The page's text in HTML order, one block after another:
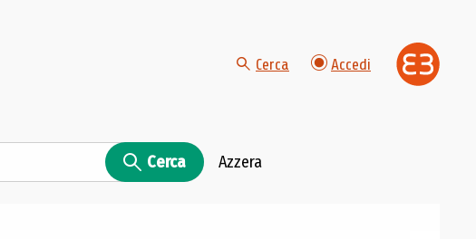
Cerca Accedi
Cerca Azzera